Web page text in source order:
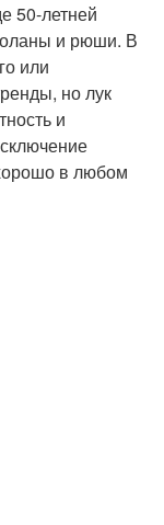
50-летней
и рюши. В
или
но лук
и
в любом